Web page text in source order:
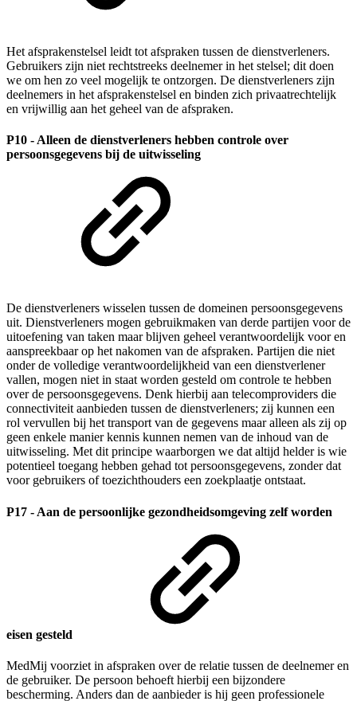
Het afsprakenstelsel leidt tot afspraken tussen de dienstverleners.
Gebruikers zijn niet rechtstreeks deelnemer in het stelsel; dit doen
we om hen zo veel mogelijk te ontzorgen. De dienstverleners zijn
deelnemers in het afsprakenstelsel en binden zich privaatrechtelijk
en vrijwillig aan het geheel van de afspraken.
P10 - Alleen de dienstverleners hebben controle over
persoonsgegevens bij de uitwisseling
De dienstverleners wisselen tussen de domeinen persoonsgegevens
uit. Dienstverleners mogen gebruikmaken van derde partijen voor de
uitoefening van taken maar blijven geheel verantwoordelijk voor en
aanspreekbaar op het nakomen van de afspraken. Partijen die niet
onder de volledige verantwoordelijkheid van een dienstverlener
vallen, mogen niet in staat worden gesteld om controle te hebben
over de persoonsgegevens. Denk hierbij aan telecomproviders die
connectiviteit aanbieden tussen de dienstverleners; zij kunnen een
rol vervullen bij het transport van de gegevens maar alleen als zij op
geen enkele manier kennis kunnen nemen van de inhoud van de
uitwisseling. Met dit principe waarborgen we dat altijd helder is wie
potentieel toegang hebben gehad tot persoonsgegevens, zonder dat
voor gebruikers of toezichthouders een zoekplaatje ontstaat.
P17 - Aan de persoonlijke gezondheidsomgeving zelf worden
eisen gesteld
MedMij voorziet in afspraken over de relatie tussen de deelnemer en
de gebruiker. De persoon behoeft hierbij een bijzondere
bescherming. Anders dan de aanbieder is hij geen professionele